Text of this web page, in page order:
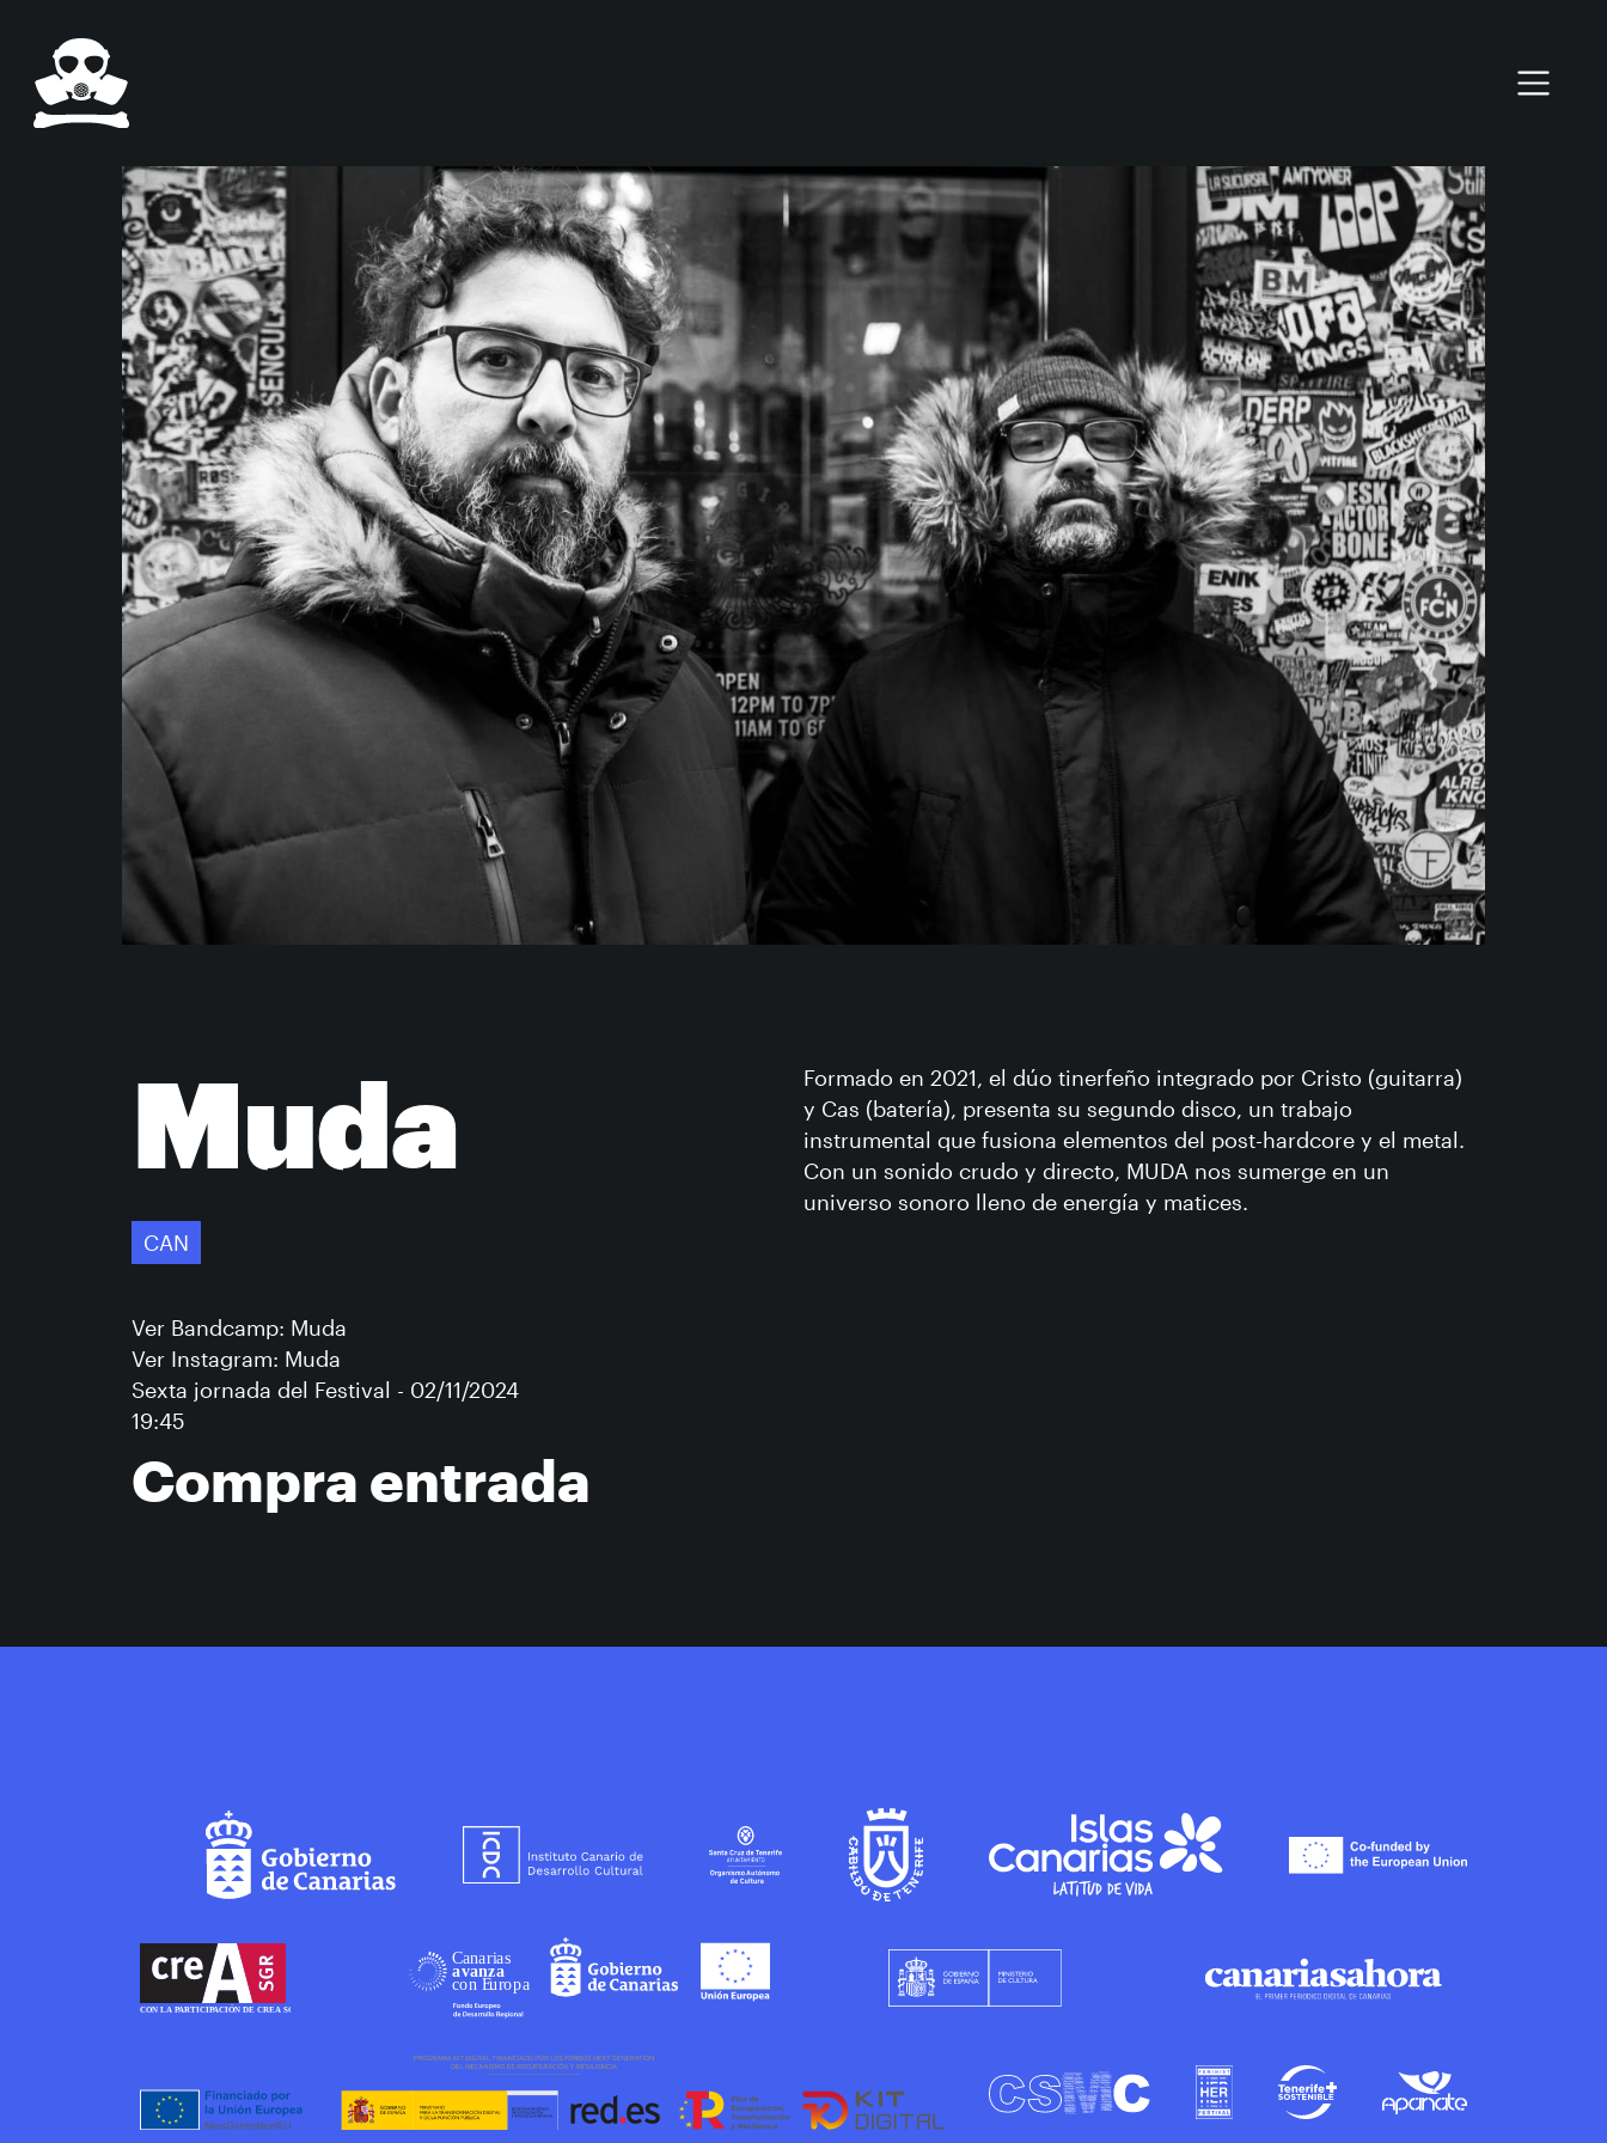
Muda
CAN
Ver Bandcamp: Muda
Ver Instagram: Muda
Sexta jornada del Festival - 02/11/2024
19:45
Compra entrada
Formado en 2021, el dúo tinerfeño integrado por Cristo (guitarra)
y Cas (batería), presenta su segundo disco, un trabajo
instrumental que fusiona elementos del post-hardcore y el metal.
Con un sonido crudo y directo, MUDA nos sumerge en un
universo sonoro lleno de energía y matices.